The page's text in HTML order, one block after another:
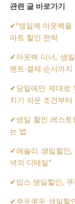
관련 글 바로가기
✔“생일에 아웃백
마트 할인 전략
✔아웃백 디너, 생
멘트·결제 순서까지
✔당일에만 제대로
치기 쉬운 조건부
✔생일 할인 레스토
는 법
✔애슐리 생일할인
녁의 디테일”
✔빕스 생일할인,
✔쿠우쿠우 생일할